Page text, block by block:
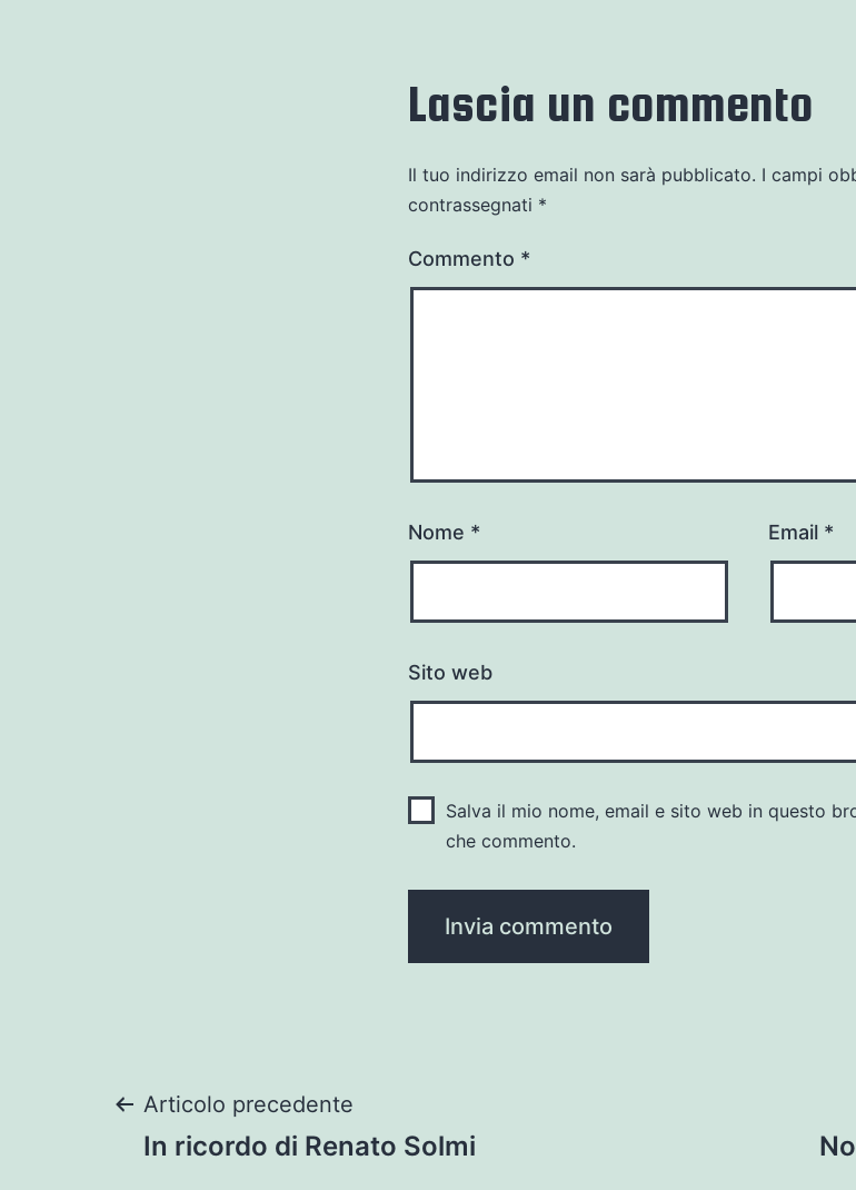
Lascia un commento
Il tuo indirizzo email non sarà pubblicato. I campi
contrassegnati *
Commento *
Nome * Email *
Sito web
Salva il mio nome, email e sito web in questo
che commento.
Navigazione
Articolo precedente
In ricordo di Renato Solmi